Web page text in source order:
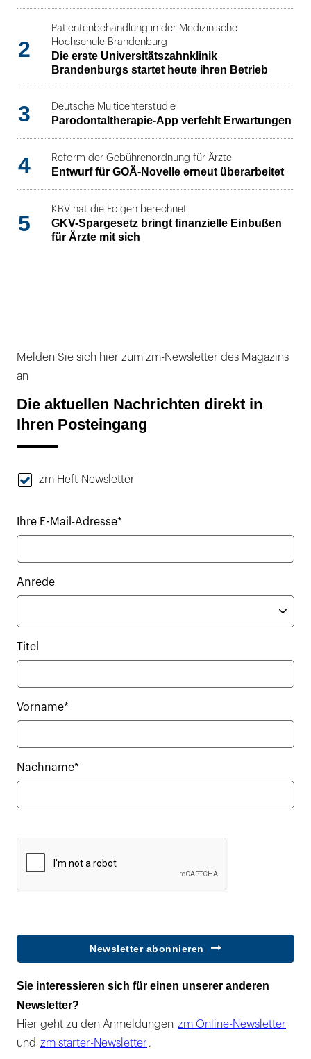
2
Patientenbehandlung in der Medizinische
Hochschule Brandenburg
Die erste Universitätszahnklinik
Brandenburgs startet heute ihren Betrieb
3 Deutsche Multicenterstudie
Parodontaltherapie-App verfehlt Erwartungen
4 Reform der Gebührenordnung für Ärzte
Entwurf für GOÄ-Novelle erneut überarbeitet
5
KBV hat die Folgen berechnet
GKV-Spargesetz bringt finanzielle Einbußen
für Ärzte mit sich
Melden Sie sich hier zum zm-Newsletter des Magazins
an
Die aktuellen Nachrichten direkt in
Ihren Posteingang
zm Heft-Newsletter
Ihre E-Mail-Adresse*
Anrede
Titel
Vorname*
Nachname*
Newsletter abonnieren
Sie interessieren sich für einen unserer anderen
Newsletter?
Hier geht zu den Anmeldungen zm Online-Newsletter
und zm starter-Newsletter .